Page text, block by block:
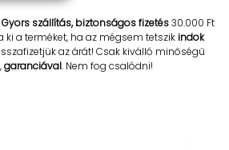
Gyors szállítás, biztonságos fizetés30.000 Ft
ki a terméket, ha az mégsem tetszikindok
az árát! Csak kiválló minőségű
garanciával. Nem fog csalódni!